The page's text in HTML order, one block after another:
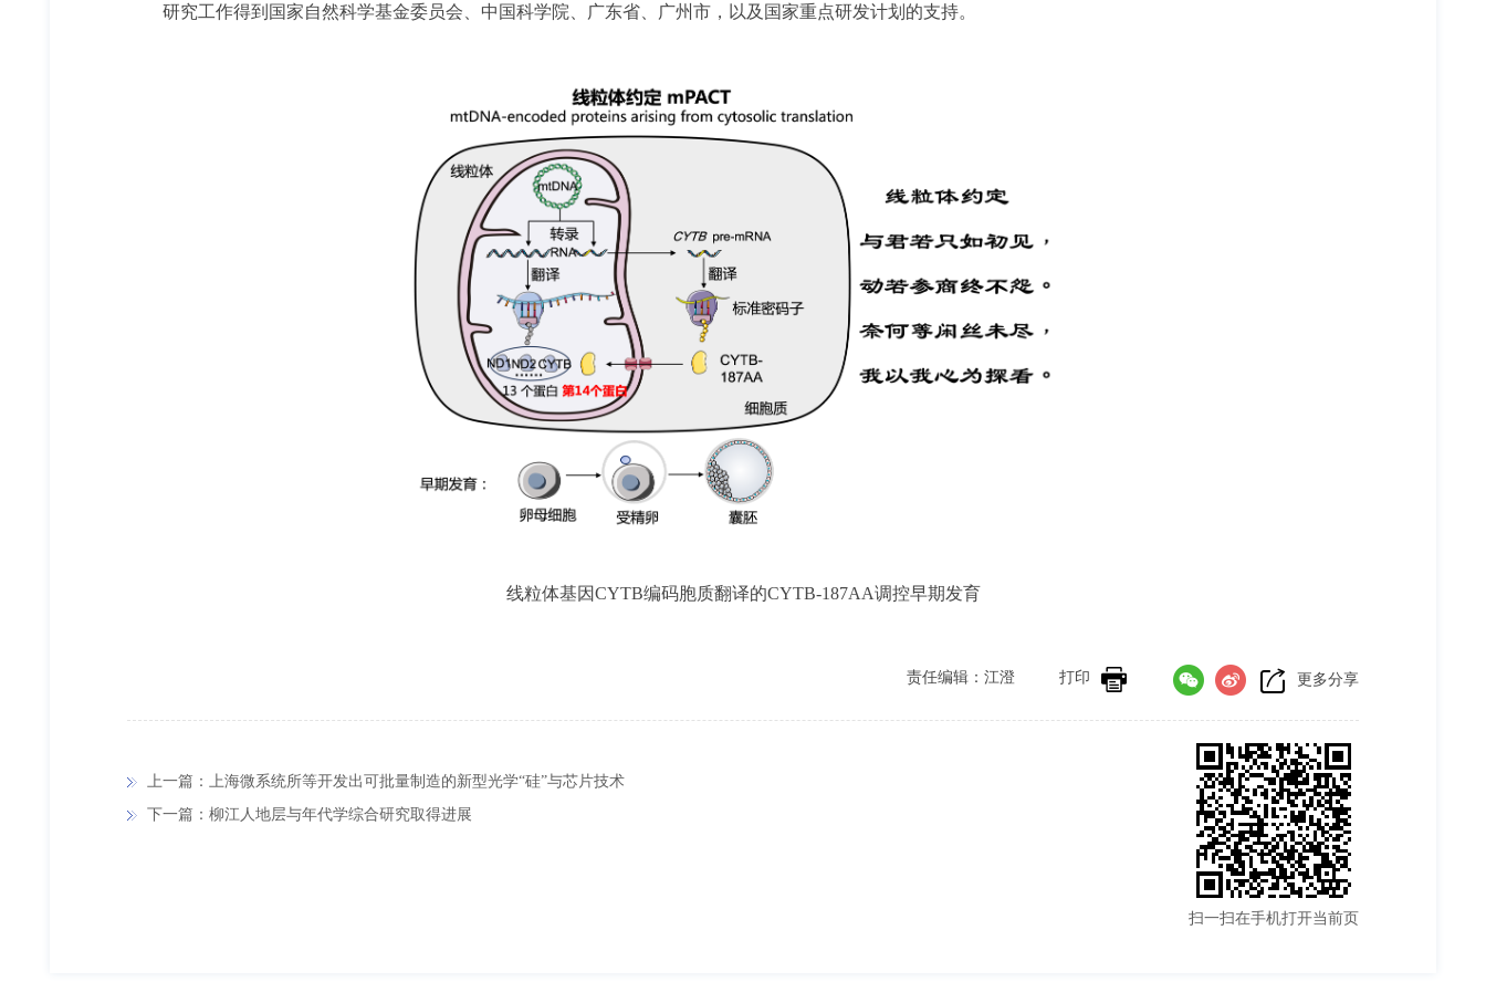
研究工作得到国家自然科学基金委员会、中国科学院、广东省、广州市，以及国家重点研发计划的支持。
线粒体基因CYTB编码胞质翻译的CYTB-187AA调控早期发育
更多分享
打印
责任编辑：江澄
上一篇：上海微系统所等开发出可批量制造的新型光学“硅”与芯片技术
下一篇：柳江人地层与年代学综合研究取得进展
扫一扫在手机打开当前页